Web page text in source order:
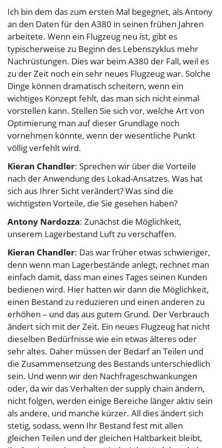
Ich bin dem das zum ersten Mal begegnet, als Antony
an den Daten für den A380 in seinen frühen Jahren
arbeitete. Wenn ein Flugzeug neu ist, gibt es
typischerweise zu Beginn des Lebenszyklus mehr
Nachrüstungen. Dies war beim A380 der Fall, weil es
zu der Zeit noch ein sehr neues Flugzeug war. Solche
Dinge können dramatisch scheitern, wenn ein
wichtiges Konzept fehlt, das man sich nicht einmal
vorstellen kann. Stellen Sie sich vor, welche Art von
Optimierung man auf dieser Grundlage noch
vornehmen könnte, wenn der wesentliche Punkt
völlig verfehlt wird.
Kieran Chandler: Sprechen wir über die Vorteile
nach der Anwendung des Lokad-Ansatzes. Was hat
sich aus Ihrer Sicht verändert? Was sind die
wichtigsten Vorteile, die Sie gesehen haben?
Antony Nardozza: Zunächst die Möglichkeit,
unserem Lagerbestand Luft zu verschaffen.
Kieran Chandler: Das war früher etwas schwieriger,
denn wenn man Lagerbestände anlegt, rechnet man
einfach damit, dass man eines Tages seinen Kunden
bedienen wird. Hier hatten wir dann die Möglichkeit,
einen Bestand zu reduzieren und einen anderen zu
erhöhen – und das aus gutem Grund. Der Verbrauch
ändert sich mit der Zeit. Ein neues Flugzeug hat nicht
dieselben Bedürfnisse wie ein etwas älteres oder
sehr altes. Daher müssen der Bedarf an Teilen und
die Zusammensetzung des Bestands unterschiedlich
sein. Und wenn wir den Nachfrageschwankungen
oder, da wir das Verhalten der supply chain ändern,
nicht folgen, werden einige Bereiche länger aktiv sein
als andere, und manche kürzer. All dies ändert sich
stetig, sodass, wenn Ihr Bestand fest mit allen
gleichen Teilen und der gleichen Haltbarkeit bleibt,